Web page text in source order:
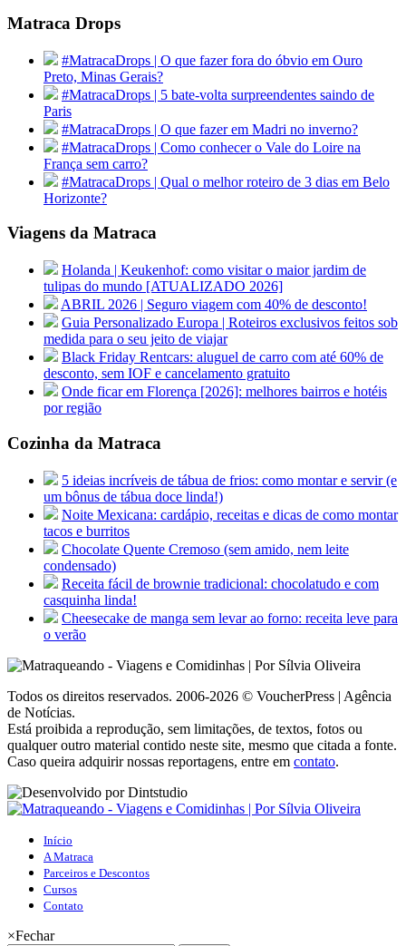
Matraca Drops
#MatracaDrops | O que fazer fora do óbvio em Ouro
Preto, Minas Gerais?
#MatracaDrops | 5 bate-volta surpreendentes saindo de
Paris
#MatracaDrops | O que fazer em Madri no inverno?
#MatracaDrops | Como conhecer o Vale do Loire na
França sem carro?
#MatracaDrops | Qual o melhor roteiro de 3 dias em Belo
Horizonte?
Viagens da Matraca
Holanda | Keukenhof: como visitar o maior jardim de
tulipas do mundo [ATUALIZADO 2026]
ABRIL 2026 | Seguro viagem com 40% de desconto!
Guia Personalizado Europa | Roteiros exclusivos feitos sob
medida para o seu jeito de viajar
Black Friday Rentcars: aluguel de carro com até 60% de
desconto, sem IOF e cancelamento gratuito
Onde ficar em Florença [2026]: melhores bairros e hotéis
por região
Cozinha da Matraca
5 ideias incríveis de tábua de frios: como montar e servir (e
um bônus de tábua doce linda!)
Noite Mexicana: cardápio, receitas e dicas de como montar
tacos e burritos
Chocolate Quente Cremoso (sem amido, nem leite
condensado)
Receita fácil de brownie tradicional: chocolatudo e com
casquinha linda!
Cheesecake de manga sem levar ao forno: receita leve para
o verão
Todos os direitos reservados. 2006-2026 © VoucherPress | Agência
de Notícias.
Está proibida a reprodução, sem limitações, de textos, fotos ou
qualquer outro material contido neste site, mesmo que citada a fonte.
Caso queira adquirir nossas reportagens, entre em contato.
Início
A Matraca
Parceiros e Descontos
Cursos
Contato
×Fechar